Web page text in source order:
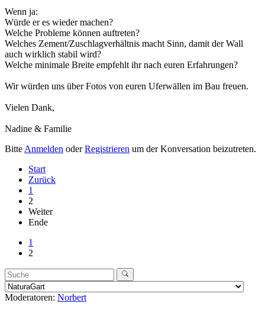
Wenn ja:
Würde er es wieder machen?
Welche Probleme können auftreten?
Welches Zement/Zuschlagverhältnis macht Sinn, damit der Wall
auch wirklich stabil wird?
Welche minimale Breite empfehlt ihr nach euren Erfahrungen?
Wir würden uns über Fotos von euren Uferwällen im Bau freuen.
Vielen Dank,
Nadine & Familie
Bitte Anmelden oderRegistrieren um der Konversation beizutreten.
Start
Zurück
1
2
Weiter
Ende
1
2
Moderatoren: Norbert